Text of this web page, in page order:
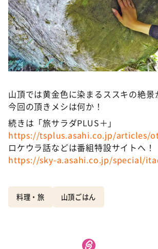
山頂では黄金色に染まるススキの絶景
今回の頂きメシは何か！
続きは「旅サラダPLUS＋」
https://tsplus.asahi.co.jp/articles/
ロケウラ話などは番組特設サイトへ！
https://sky-a.asahi.co.jp/special/
料理・旅 山頂ごはん